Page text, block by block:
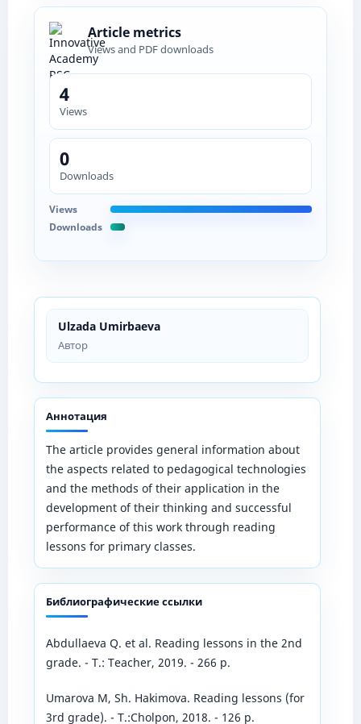
Ulzada Umirbaeva
Автор
Аннотация
The article provides general information about
the aspects related to pedagogical technologies
and the methods of their application in the
development of their thinking and successful
performance of this work through reading
lessons for primary classes.
Библиографические ссылки
Abdullaeva Q. et al. Reading lessons in the 2nd
grade. - T.: Teacher, 2019. - 266 p.
Umarova M, Sh. Hakimova. Reading lessons (for
3rd grade). - T.:Cholpon, 2018. - 126 p.
Article metrics
Views and PDF downloads
4
Views
0
Downloads
Views
Downloads